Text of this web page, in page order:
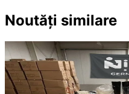
Noutăți similare